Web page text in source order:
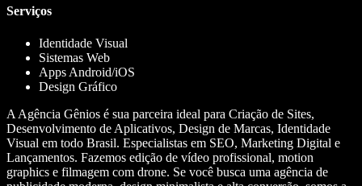
Serviços
Identidade Visual
Sistemas Web
Apps Android/iOS
Design Gráfico
A Agência Gênios é sua parceira ideal para Criação de Sites,
Desenvolvimento de Aplicativos, Design de Marcas, Identidade
Visual em todo Brasil. Especialistas em SEO, Marketing Digital e
Lançamentos. Fazemos edição de vídeo profissional, motion
graphics e filmagem com drone. Se você busca uma agência de